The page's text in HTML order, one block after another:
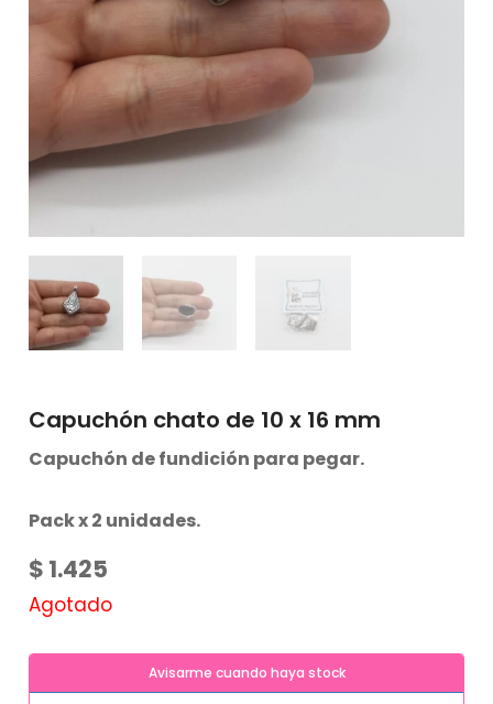
Capuchón chato de 10 x 16 mm
Capuchón de fundición para pegar.
Pack x 2 unidades.
$ 1.425
Agotado
Avisarme cuando haya stock